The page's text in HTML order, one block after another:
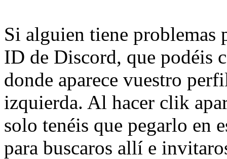
Si alguien tiene problemas
ID de Discord, que podéis
donde aparece vuestro
izquierda. Al hacer clik
solo tenéis que pegarlo en
para buscaros allí e